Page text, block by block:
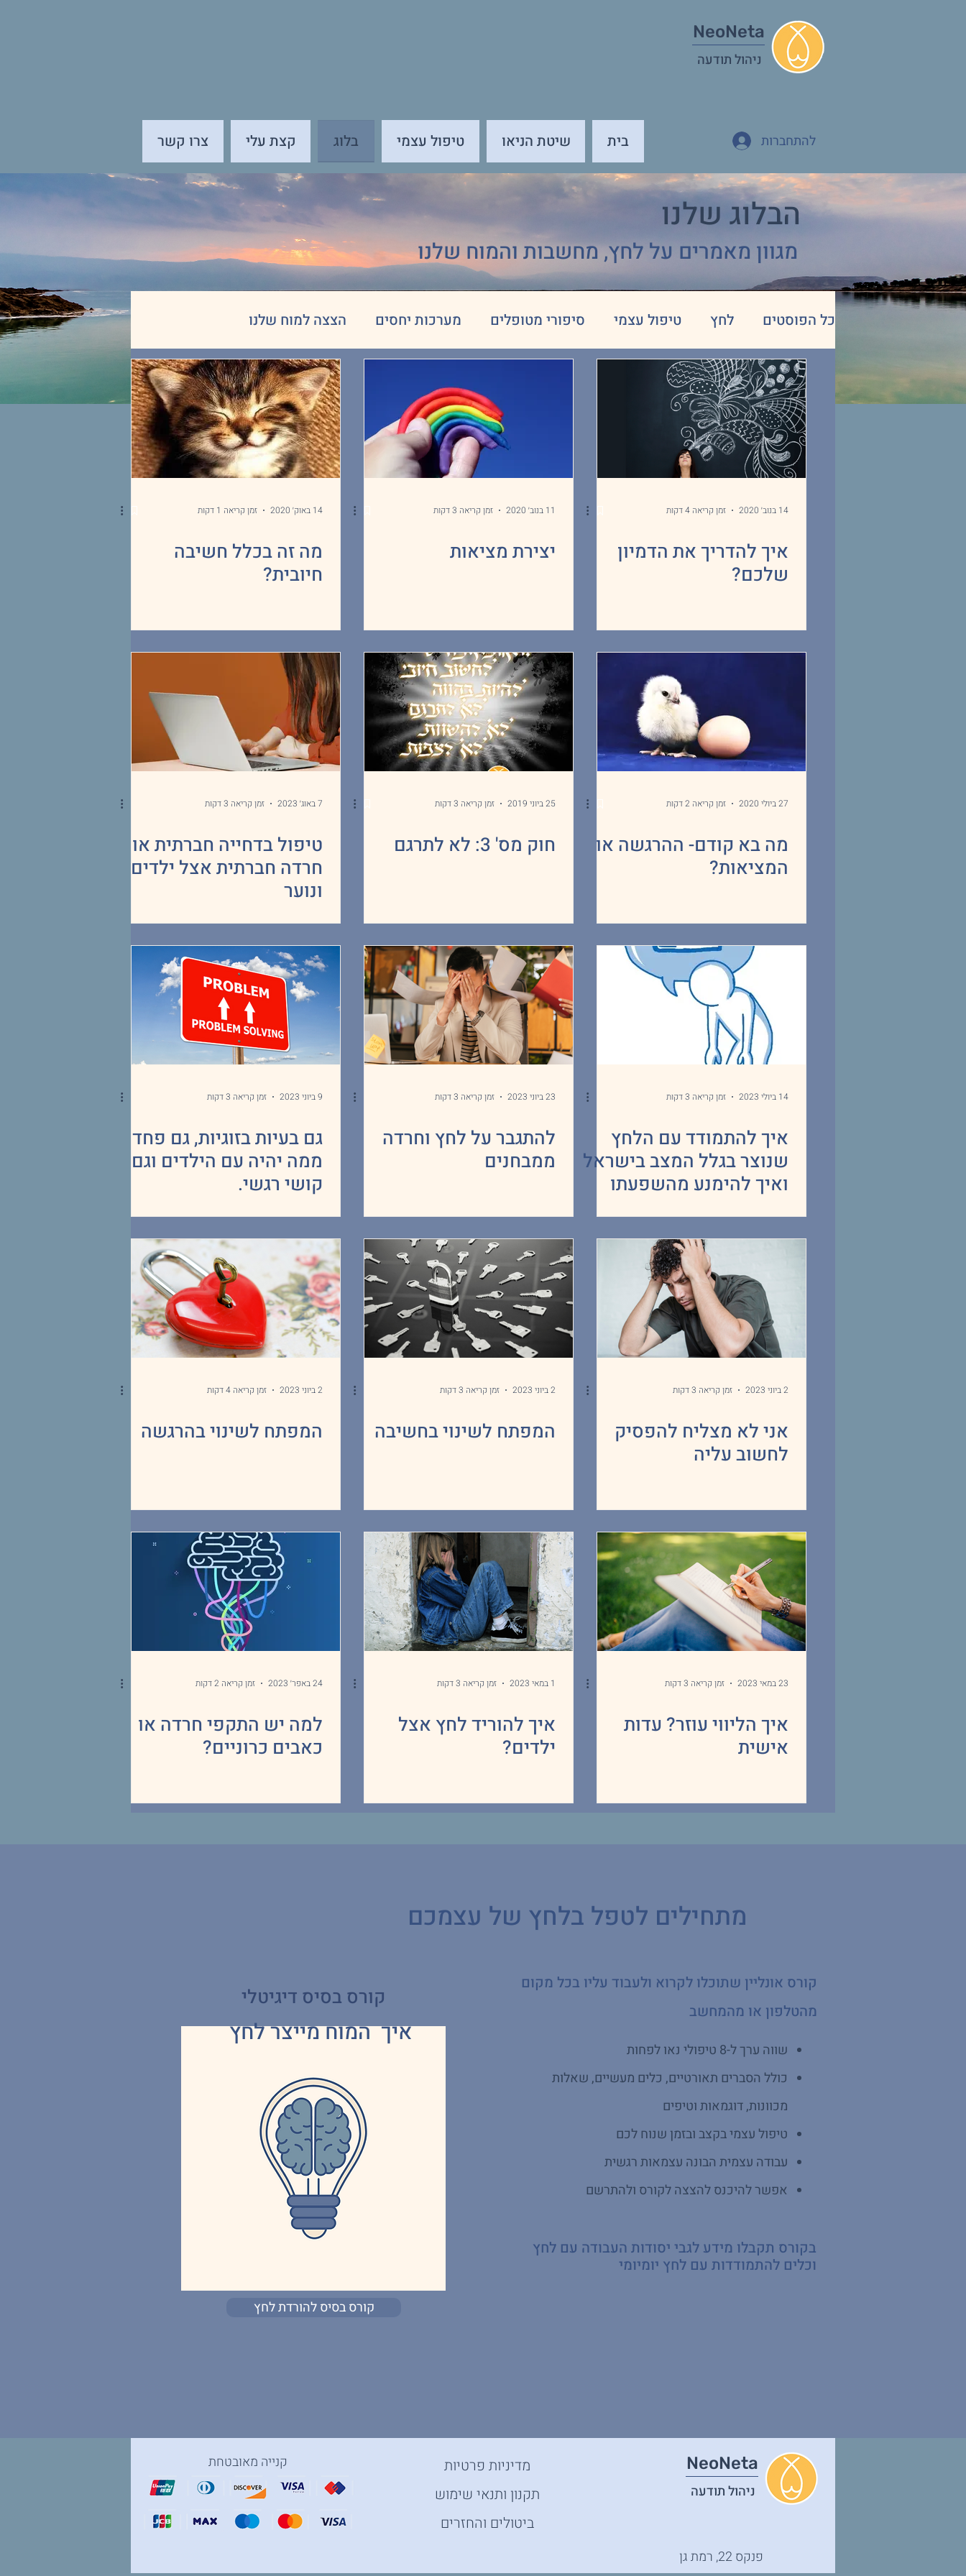
NeoNeta
ניהול תודעה
בית שיטת הניאו טיפול עצמי בלוג קצת עלי צרו קשר להתחברות
הבלוג שלנו
מגוון מאמרים על לחץ, מחשבות והמוח שלנו
כל הפוסטים לחץ טיפול עצמי סיפורי מטופלים מערכות יחסים הצצה למוח שלנו
על השיטה חשיבה חיובית
14 בנוב׳ 2020 זמן קריאה 4 דקות
איך להדריך את הדמיון
שלכם?
11 בנוב׳ 2020 זמן קריאה 3 דקות
יצירת מציאות
14 באוק׳ 2020 זמן קריאה 1 דקות
מה זה בכלל חשיבה
חיובית?
27 ביולי 2020 זמן קריאה 2 דקות
מה בא קודם- ההרגשה או
המציאות?
25 ביוני 2019 זמן קריאה 3 דקות
חוק מס' 3: לא לתרגם
7 באוג׳ 2023 זמן קריאה 3 דקות
טיפול בדחייה חברתית או
חרדה חברתית אצל ילדים
ונוער
14 ביולי 2023 זמן קריאה 3 דקות
איך להתמודד עם הלחץ
שנוצר בגלל המצב בישראל
ואיך להימנע מהשפעתו
23 ביוני 2023 זמן קריאה 3 דקות
להתגבר על לחץ וחרדה
ממבחנים
9 ביוני 2023 זמן קריאה 3 דקות
גם בעיות בזוגיות, גם פחד
ממה יהיה עם הילדים וגם
קושי רגשי.
2 ביוני 2023 זמן קריאה 3 דקות
אני לא מצליח להפסיק
לחשוב עליה
2 ביוני 2023 זמן קריאה 3 דקות
המפתח לשינוי בחשיבה
2 ביוני 2023 זמן קריאה 4 דקות
המפתח לשינוי בהרגשה
23 במאי 2023 זמן קריאה 3 דקות
איך הליווי עוזר? עדות
אישית
1 במאי 2023 זמן קריאה 3 דקות
איך להוריד לחץ אצל
ילדים?
24 באפר׳ 2023 זמן קריאה 2 דקות
למה יש התקפי חרדה או
כאבים כרוניים?
מתחילים לטפל בלחץ של עצמכם
קורס בסיס דיגיטלי
איך המוח מייצר לחץ
קורס אונליין שתוכלו לקרוא ולעבוד עליו בכל מקום
מהטלפון או מהמחשב
שווה ערך ל-8 טיפולי נאו לפחות
כולל הסברים תאורטיים, כלים מעשיים, שאלות
מכוונות, דוגמאות וטיפים
טיפול עצמי בקצב ובזמן שנוח לכם
עבודה עצמית הבונה עצמאות רגשית
אפשר להיכנס להצצה לקורס ולהתרשם
קורס בסיס להורדת לחץ
בקורס תקבלו מידע לגבי יסודות העבודה עם לחץ
וכלים להתמודדות עם לחץ יומיומי
קנייה מאובטחת
מדיניות פרטיות
תקנון ותנאי שימוש
ביטולים והחזרים
NeoNeta
ניהול תודעה
פנקס 22, רמת גן